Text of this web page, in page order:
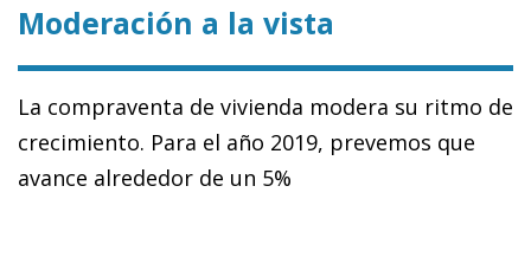
Moderación a la vista
La compraventa de vivienda modera su ritmo de
crecimiento. Para el año 2019, prevemos que
avance alrededor de un 5%